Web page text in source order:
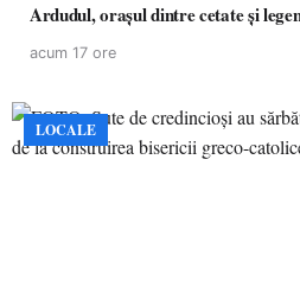
Ardudul, orașul dintre cetate și
acum 17 ore
LOCALE